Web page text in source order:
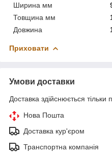
Ширина мм
Товщина мм
Довжина
Приховати
Умови доставки
Доставка здійснюється тільки
Нова Пошта
Доставка кур'єром
Транспортна компанія